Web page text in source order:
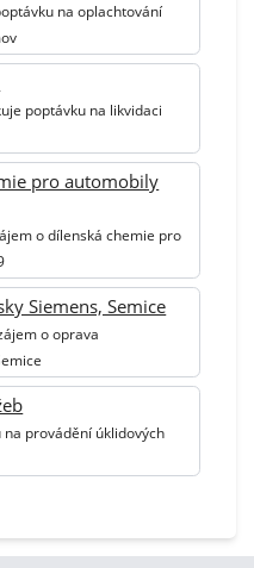
na oplachtování
poptávku na likvidaci
pro automobily
o dílenská chemie pro
Siemens, Semice
o oprava
na provádění úklidových